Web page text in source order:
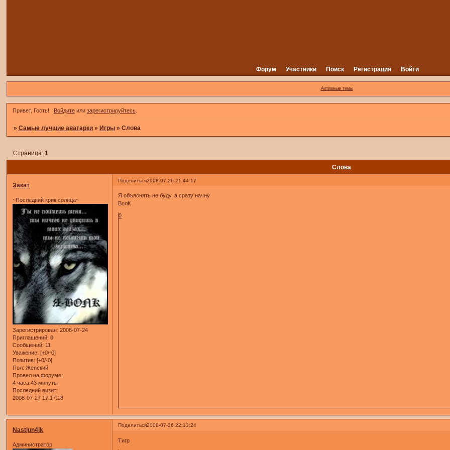
Форум Участники Поиск Регистрация Войти
Активные темы
Привет, Гость! Войдитеили зарегистрируйтесь.
» Самые лучшие аватарки » Игры » Слова
Слова
Страница: 1
Поделиться2008-07-26 21:44:17
Закат
~Последний крик солнца~
Зарегистрирован: 2008-07-24
Приглашений: 0
Сообщений: 11
Уважение: [+0/-0]
Позитив: [+0/-0]
Пол: Женский
Провел на форуме:
4 часа 43 минуты
Последний визит:
2008-07-27 17:17:18
Я объяснять не буду, а сразу начну
ВолК
0
Поделиться2008-07-26 22:13:24
Nastjun4ik
Администратор
Тигр